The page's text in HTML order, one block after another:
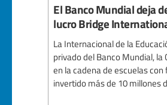
El Banco Mundial deja
lucro Bridge
La Internacional de la
privado del Banco Mundial,
en la cadena de escuelas
invertido más de 10 millones